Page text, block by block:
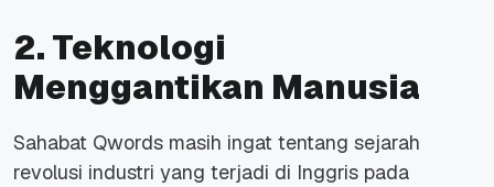
2. Teknologi
Menggantikan Manusia
Sahabat Qwords masih ingat tentang sejarah
revolusi industri yang terjadi di Inggris pada